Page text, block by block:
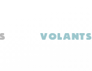
VOLANTS